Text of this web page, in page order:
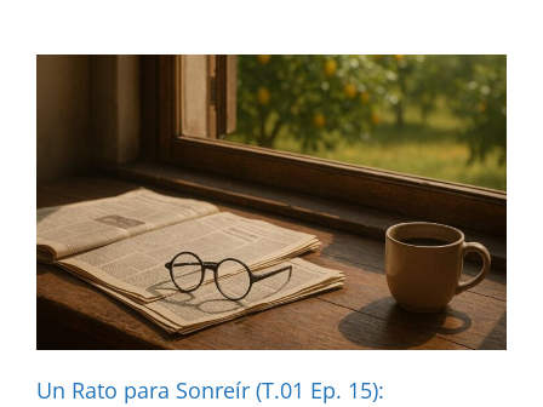
Un Rato para Sonreír (T.01 Ep. 15):